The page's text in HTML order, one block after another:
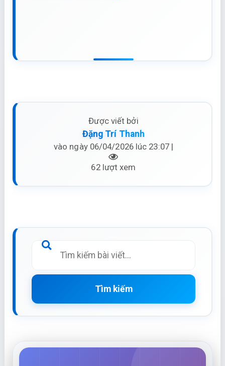
Được viết bởi
Đặng Trí Thanh
vào ngày 06/04/2026 lúc 23:07 |
62 lượt xem
Tìm kiếm